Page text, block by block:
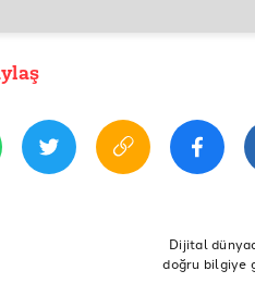
Nüfus İstatistikleri
Dijital
doğru bilgiye